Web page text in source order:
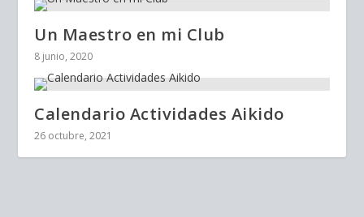
Un Maestro en mi Club
8 junio, 2020
Calendario Actividades Aikido
26 octubre, 2021